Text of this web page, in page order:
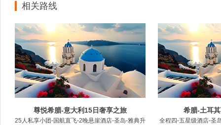
相关路线
尊悦希腊-意大利15日奢享之旅
25人私享小团-国航直飞-2晚悬崖酒店-圣岛-雅典升
希腊-土耳
全程四-五星级酒店-圣